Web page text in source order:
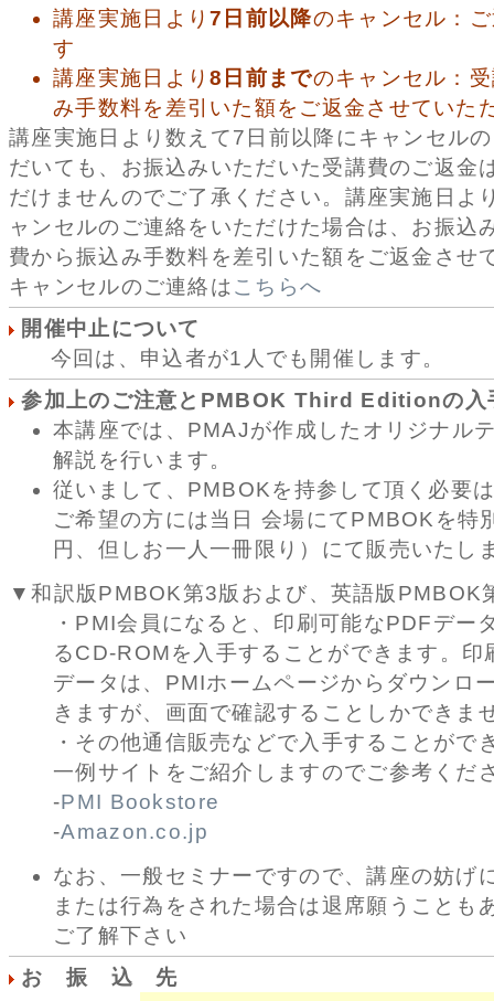
講座実施日より7日前以降のキャンセル：
す
講座実施日より8日前までのキャンセル：
み手数料を差引いた額をご返金させていた
講座実施日より数えて7日前以降にキャンセル
だいても、お振込みいただいた受講費のご返金
だけませんのでご了承ください。講座実施日よ
ャンセルのご連絡をいただけた場合は、お振込
費から振込み手数料を差引いた額をご返金させ
キャンセルのご連絡は こちらへ
開催中止について
今回は、申込者が1人でも開催します。
参加上のご注意とPMBOK Third Editionの
本講座では、PMAJが作成したオリジナル
解説を行います。
従いまして、PMBOKを持参して頂く必要
ご希望の方には当日 会場にてPMBOKを特
円、但しお一人一冊限り）にて販売いたし
▼和訳版PMBOK第3版および、英語版PMBOK
・PMI会員になると、印刷可能なPDFデー
るCD-ROMを入手することができます。印
データは、PMIホームページからダウンロ
きますが、画面で確認することしかできま
・その他通信販売などで入手することがで
一例サイトをご紹介しますのでご参考くだ
-PMI Bookstore
-Amazon.co.jp
なお、一般セミナーですので、講座の妨げ
または行為をされた場合は退席願うことも
ご了解下さい
お 振 込 先